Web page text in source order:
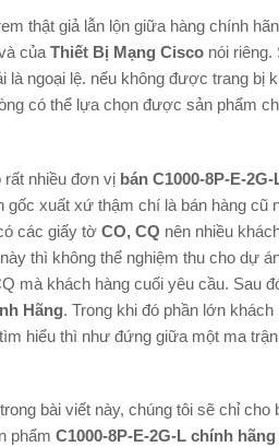
thật giả lẫn lộn giữa hàng chính
của Thiết Bị Mạng Cisco nói riêng.
là ngoại lệ. nếu không được trang bị
có thể lựa chọn được sản phẩm
rất nhiều đơn vị bán C1000-8P-E-2G-
gốc xuất xứ thậm chí là bán hàng cũ
các giấy tờ CO, CQ nên nhiều
thì không thể nghiệm thu cho dự
mà khách hàng cuối yêu cầu. Sau
Hãng. Trong khi đó phần lớn khách
hiểu thì như đứng giữa một ma
bài viết này, chúng tôi sẽ chỉ cho
phẩm C1000-8P-E-2G-L chính hãng